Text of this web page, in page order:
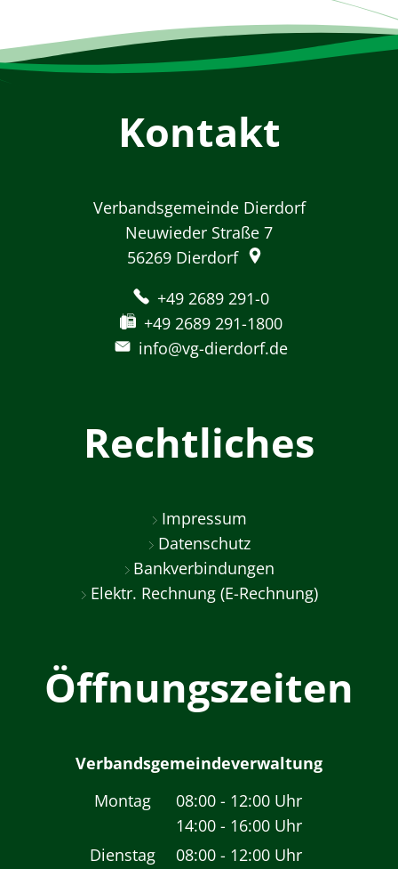
Kontakt
Verbandsgemeinde Dierdorf
Neuwieder Straße 7
56269 Dierdorf
+49 2689 291-0
+49 2689 291-1800
info@vg-dierdorf.de
Rechtliches
Impressum
Datenschutz
Bankverbindungen
Elektr. Rechnung (E-Rechnung)
Öffnungszeiten
Verbandsgemeindeverwaltung
Montag
08:00 - 12:00 Uhr
Von 08:00 bis 12:00
14:00 - 16:00 Uhr
Von 14:00 bis 16:00
Dienstag 08:00 - 12:00 Uhr